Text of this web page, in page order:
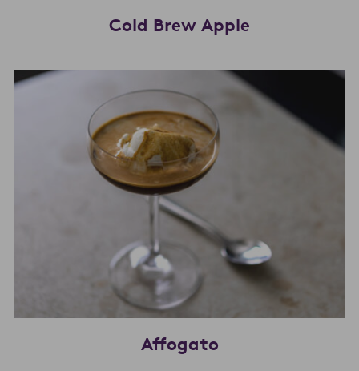
Cold Brew Apple
Affogato